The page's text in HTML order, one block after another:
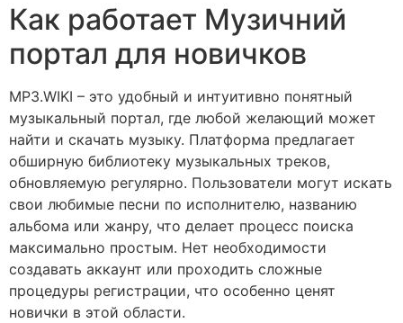
Как работает Музичний
портал для новичков
MP3.WIKI – это удобный и интуитивно понятный
музыкальный портал, где любой желающий может
найти и скачать музыку. Платформа предлагает
обширную библиотеку музыкальных треков,
обновляемую регулярно. Пользователи могут искать
свои любимые песни по исполнителю, названию
альбома или жанру, что делает процесс поиска
максимально простым. Нет необходимости
создавать аккаунт или проходить сложные
процедуры регистрации, что особенно ценят
новички в этой области.